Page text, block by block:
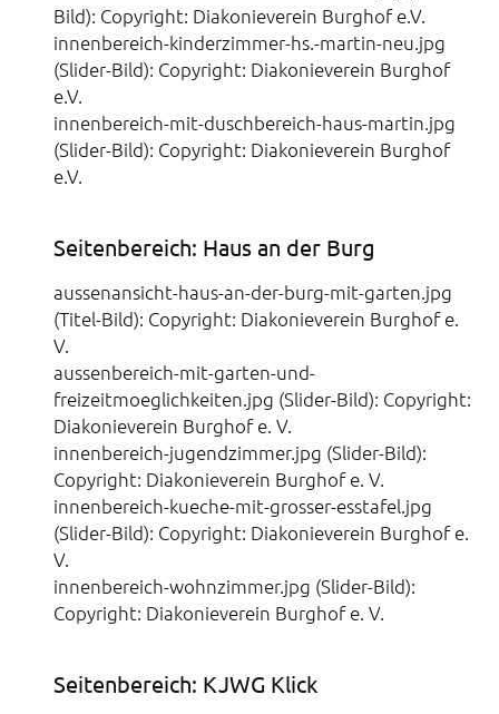
Bild): Copyright: Diakonieverein Burghof e.V.
innenbereich-kinderzimmer-hs.-martin-neu.jpg
(Slider-Bild): Copyright: Diakonieverein Burghof
e.V.
innenbereich-mit-duschbereich-haus-martin.jpg
(Slider-Bild): Copyright: Diakonieverein Burghof
e.V.
Seitenbereich: Haus an der Burg
aussenansicht-haus-an-der-burg-mit-garten.jpg
(Titel-Bild): Copyright: Diakonieverein Burghof e.
V.
aussenbereich-mit-garten-und-
freizeitmoeglichkeiten.jpg (Slider-Bild): Copyright:
Diakonieverein Burghof e. V.
innenbereich-jugendzimmer.jpg (Slider-Bild):
Copyright: Diakonieverein Burghof e. V.
innenbereich-kueche-mit-grosser-esstafel.jpg
(Slider-Bild): Copyright: Diakonieverein Burghof e.
V.
innenbereich-wohnzimmer.jpg (Slider-Bild):
Copyright: Diakonieverein Burghof e. V.
Seitenbereich: KJWG Klick